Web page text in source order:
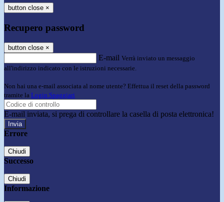
button close ×
Recupero password
button close ×
E-mail Verrà inviato un messaggio
all'indirizzo indicato con le istruzioni necessarie.
Non hai una e-mail associata al nome utente? Effettua il reset della password
tramite la Login Spaggiari
E-mail inviata, si prega di controllare la casella di posta elettronica!
Errore
Chiudi
Successo
Chiudi
Informazione